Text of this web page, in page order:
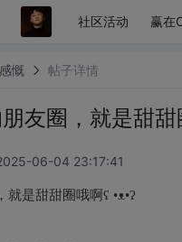
社区活动 赢在
感慨 帖子详情
友圈，就是甜甜
06-04 23:17:41
是甜甜圈哦啊ʕ •ᴥ•ʔ